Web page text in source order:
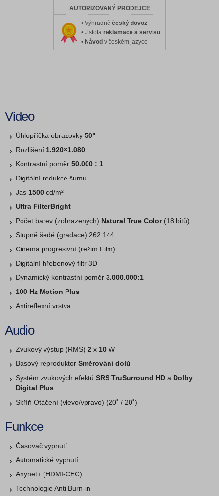
AUTORIZOVANÝ PRODEJCE
• Výhradně český dovoz
• Jistota reklamace a servisu
• Návodv českém jazyce
Video
Úhlopříčka obrazovky 50"
Rozlišení 1.920×1.080
Kontrastní poměr 50.000 : 1
Digitální redukce šumu
Jas 1500 cd/m²
Ultra FilterBright
Počet barev (zobrazených) Natural True Color(18 bitů)
Stupně šedé (gradace) 262.144
Cinema progresivní (režim Film)
Digitální hřebenový filtr 3D
Dynamický kontrastní poměr 3.000.000:1
100 Hz Motion Plus
Antireflexní vrstva
Audio
Zvukový výstup (RMS) 2 x 10 W
Basový reproduktor Směrování dolů
Systém zvukových efektů SRS TruSurround HD a Dolby
Digital Plus
Skříň Otáčení (vlevo/vpravo) (20˚ / 20˚)
Funkce
Časovač vypnutí
Automatické vypnutí
Anynet+ (HDMI-CEC)
Technologie Anti Burn-in